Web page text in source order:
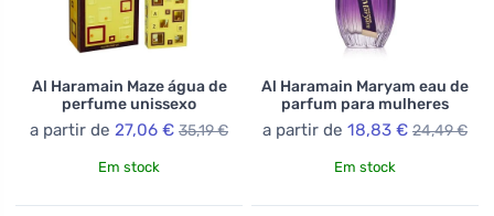
Al Haramain Maze água de
perfume unissexo
a partir de 27,06 € 35,19 €
Em stock
Al Haramain Maryam eau de
parfum para mulheres
a partir de 18,83 € 24,49 €
Em stock